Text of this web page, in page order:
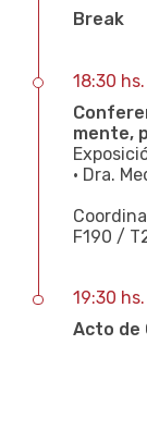
Break
18:30 hs.
mente,
• Dra.
F190 /
19:30 hs.
Acto de